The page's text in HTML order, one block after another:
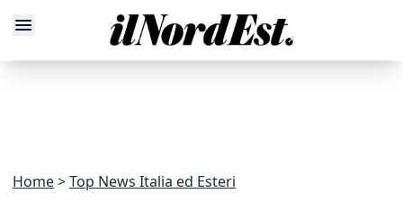
Home Top News Italia ed Esteri